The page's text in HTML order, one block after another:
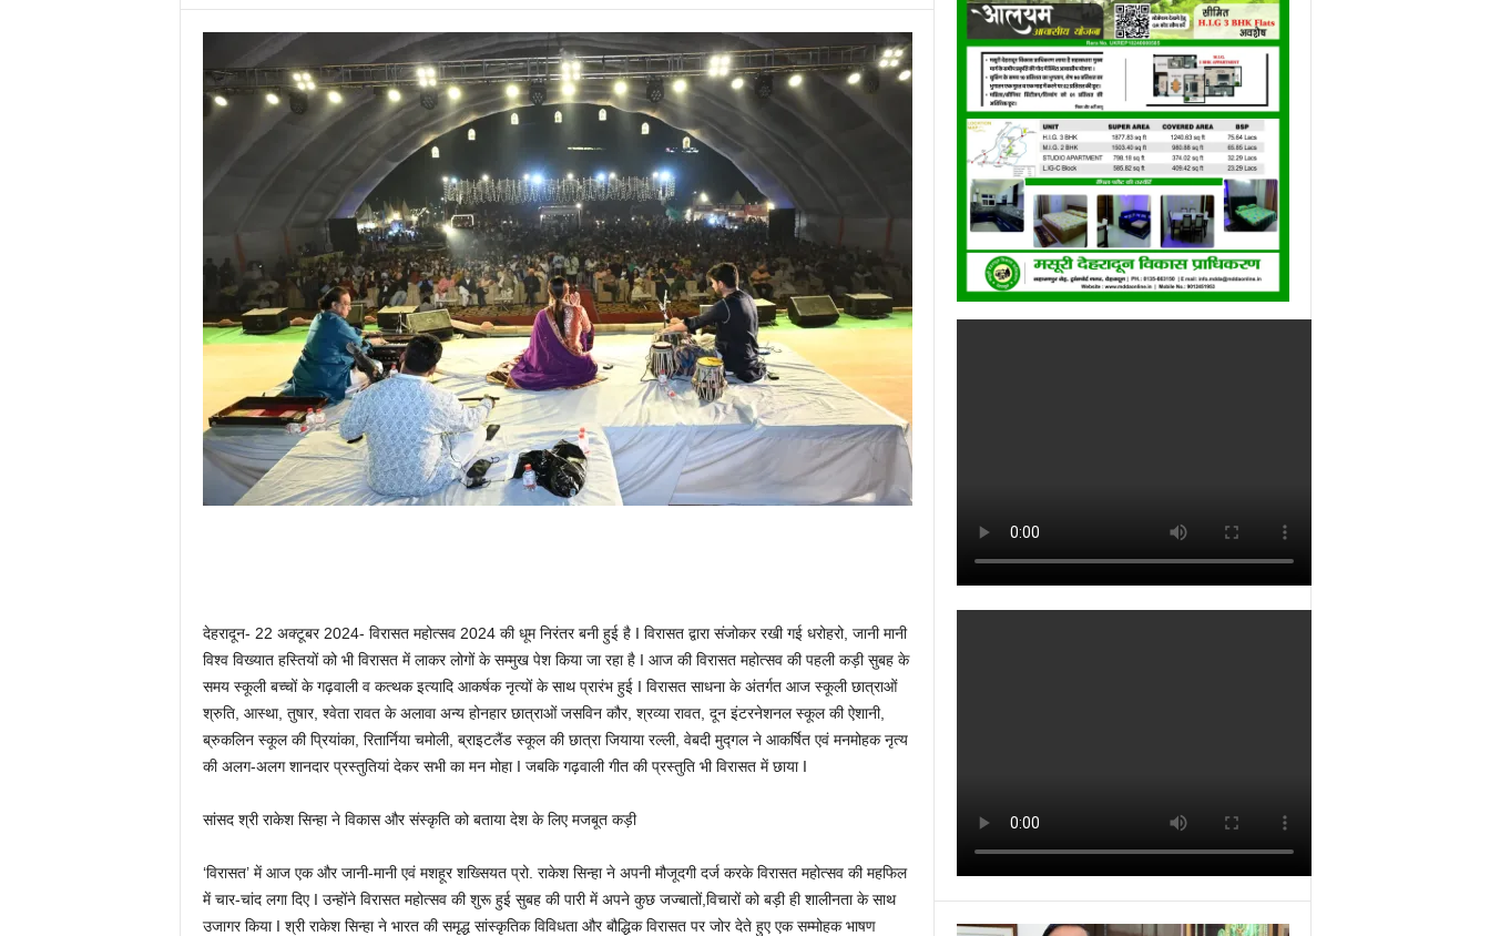
देहरादून- 22 अक्टूबर 2024- विरासत महोत्सव 2024 की धूम निरंतर बनी हुई है I विरासत द्वारा संजोकर रखी गई धरोहरो, जानी मानी
विश्व विख्यात हस्तियों को भी विरासत में लाकर लोगों के सम्मुख पेश किया जा रहा है I आज की विरासत महोत्सव की पहली कड़ी सुबह के
समय स्कूली बच्चों के गढ़वाली व कत्थक इत्यादि आकर्षक नृत्यों के साथ प्रारंभ हुई I विरासत साधना के अंतर्गत आज स्कूली छात्राओं
श्रुति, आस्था, तुषार, श्वेता रावत के अलावा अन्य होनहार छात्राओं जसविन कौर, श्रव्या रावत, दून इंटरनेशनल स्कूल की ऐशानी,
ब्रुकलिन स्कूल की प्रियांका, रितार्निया चमोली, ब्राइटलैंड स्कूल की छात्रा जियाया रल्ली, वेबदी मुद्गल ने आकर्षित एवं मनमोहक नृत्य
की अलग-अलग शानदार प्रस्तुतियां देकर सभी का मन मोहा I जबकि गढ़वाली गीत की प्रस्तुति भी विरासत में छाया I
सांसद श्री राकेश सिन्हा ने विकास और संस्कृति को बताया देश के लिए मजबूत कड़ी
‘विरासत’ में आज एक और जानी-मानी एवं मशहूर शख्सियत प्रो. राकेश सिन्हा ने अपनी मौजूदगी दर्ज करके विरासत महोत्सव की महफिल
में चार-चांद लगा दिए I उन्होंने विरासत महोत्सव की शुरू हुई सुबह की पारी में अपने कुछ जज्बातों,विचारों को बड़ी ही शालीनता के साथ
उजागर किया I श्री राकेश सिन्हा ने भारत की समृद्ध सांस्कृतिक विविधता और बौद्धिक विरासत पर जोर देते हुए एक सम्मोहक भाषण